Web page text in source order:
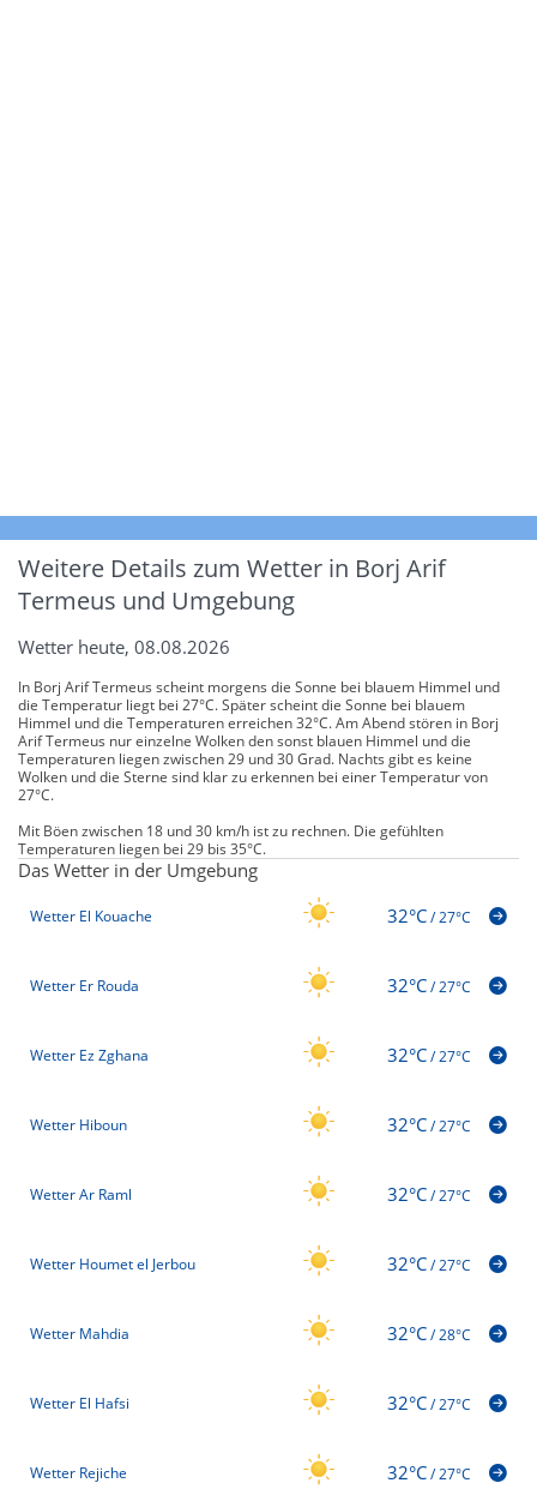
Weitere Details zum Wetter in Borj Arif
Termeus und Umgebung
Wetter heute, 08.08.2026
In Borj Arif Termeus scheint morgens die Sonne bei blauem Himmel und
die Temperatur liegt bei 27°C. Später scheint die Sonne bei blauem
Himmel und die Temperaturen erreichen 32°C. Am Abend stören in Borj
Arif Termeus nur einzelne Wolken den sonst blauen Himmel und die
Temperaturen liegen zwischen 29 und 30 Grad. Nachts gibt es keine
Wolken und die Sterne sind klar zu erkennen bei einer Temperatur von
27°C.
Mit Böen zwischen 18 und 30 km/h ist zu rechnen. Die gefühlten
Temperaturen liegen bei 29 bis 35°C.
Das Wetter in der Umgebung
Wetter El Kouache 32°C/27°C
Wetter Er Rouda 32°C/27°C
Wetter Ez Zghana 32°C/27°C
Wetter Hiboun 32°C/27°C
Wetter Ar Raml 32°C/27°C
Wetter Houmet el Jerbou 32°C/27°C
Wetter Mahdia 32°C/28°C
Wetter El Hafsi 32°C/27°C
Wetter Rejiche 32°C/27°C